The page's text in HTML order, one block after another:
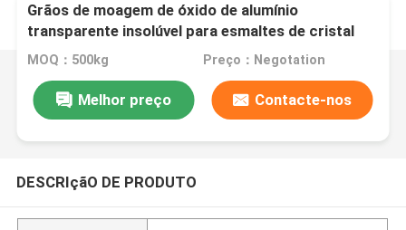
Grãos de moagem de óxido de alumínio
transparente insolúvel para esmaltes de cristal
MOQ：500kg Preço：Negotation
Melhor preço Contacte-nos
DESCRIçãO DE PRODUTO